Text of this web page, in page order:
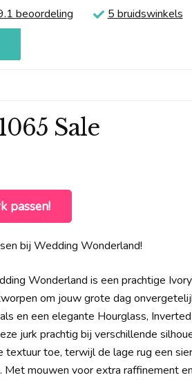
beoordeling 5 bruidswinkels
Sale
passen!
bij Wedding Wonderland!
Wonderland is een prachtige
om jouw grote dag
en een elegante Hourglass,
jurk prachtig bij verschillende
textuur toe, terwijl de lage rug een
mouwen voor extra raffinement